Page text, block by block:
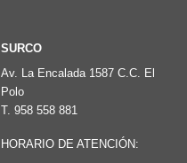
SURCO
Av. La Encalada 1587 C.C. El
Polo
T. 958 558 881
HORARIO DE ATENCIÓN: